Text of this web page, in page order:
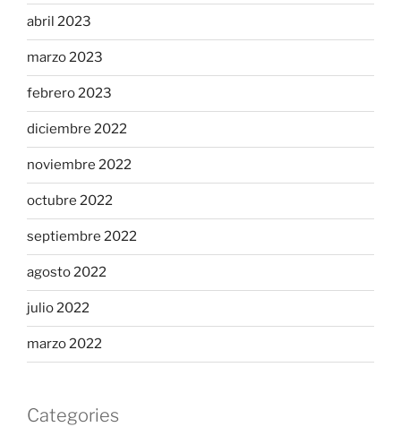
abril 2023
marzo 2023
febrero 2023
diciembre 2022
noviembre 2022
octubre 2022
septiembre 2022
agosto 2022
julio 2022
marzo 2022
Categories